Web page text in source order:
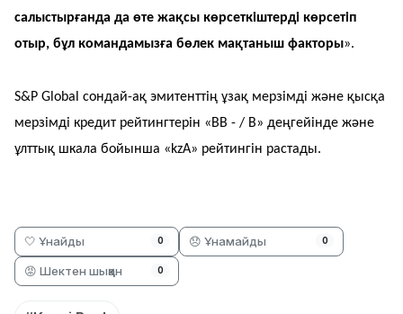
салыстырғанда да өте жақсы көрсеткіштерді көрсетіп
отыр, бұл командамызға бөлек мақтаныш факторы».
S&P Global сондай-ақ эмитенттің ұзақ мерзімді және қысқа
мерзімді кредит рейтингтерін «BB - / B» деңгейінде және
ұлттық шкала бойынша «kzA» рейтингін растады.
🤍 Ұнайды 0 😞 Ұнамайды 0
😡 Шектен шыққан 0